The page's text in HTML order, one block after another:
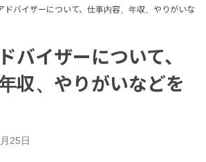
ドバイザーについて、仕事内容、年収、やりがいな
バイザーについて、
収、やりがいなどを
25日